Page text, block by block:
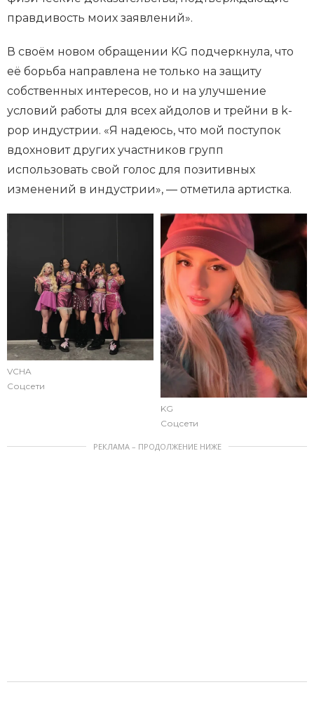
правдивость моих заявлений».
В своём новом обращении KG подчеркнула, что
её борьба направлена не только на защиту
собственных интересов, но и на улучшение
условий работы для всех айдолов и трейни в k-
pop индустрии. «Я надеюсь, что мой поступок
вдохновит других участников групп
использовать свой голос для позитивных
изменений в индустрии», — отметила артистка.
VCHA
Соцсети
KG
Соцсети
РЕКЛАМА – ПРОДОЛЖЕНИЕ НИЖЕ